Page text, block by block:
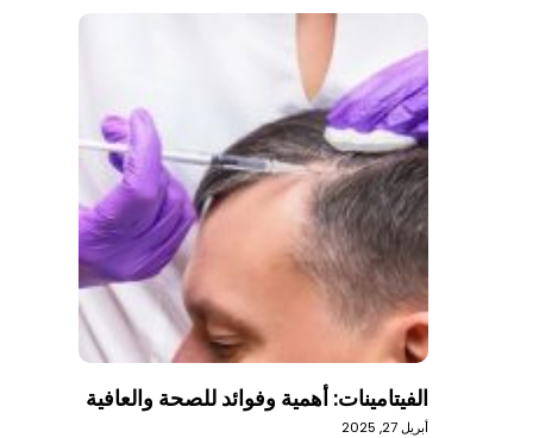
الفيتامينات: أهمية وفوائد للصحة والعافية
أبريل 27, 2025